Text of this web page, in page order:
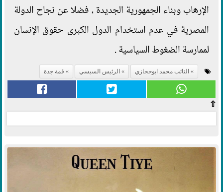
الإرهاب وبناء الجمهورية الجديدة ، فضلا عن نجاح الدولة
المصرية في عدم استخدام الدول الكبرى حقوق الإنسان
لممارسة الضغوط السياسية .
النائب محمد ابوحجازي الرئيس السيسي قمة جدة
⇧